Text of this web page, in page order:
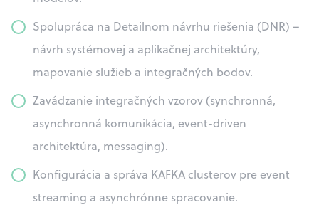
Spolupráca na Detailnom návrhu riešenia (DNR) –
návrh systémovej a aplikačnej architektúry,
mapovanie služieb a integračných bodov.
Zavádzanie integračných vzorov (synchronná,
asynchronná komunikácia, event-driven
architektúra, messaging).
Konfigurácia a správa KAFKA clusterov pre event
streaming a asynchrónne spracovanie.